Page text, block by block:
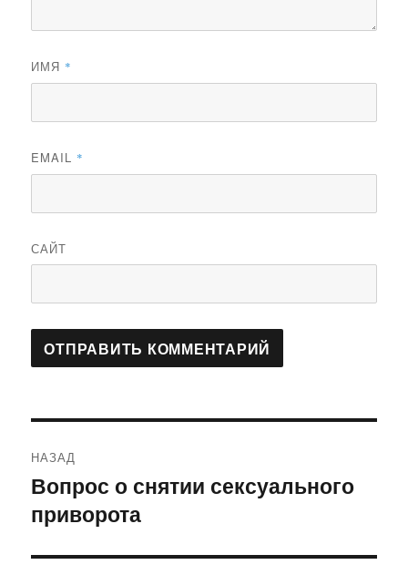
ИМЯ *
EMAIL *
САЙТ
по
записям
НАЗАД
Предыдущая
запись:
Вопрос о снятии сексуального
приворота